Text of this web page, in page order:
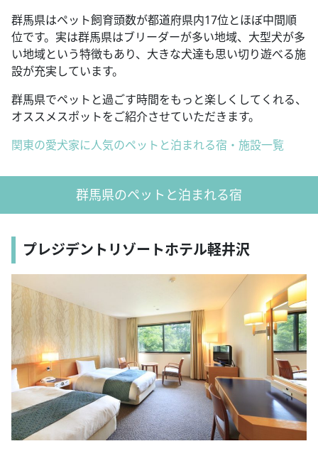
群馬県はペット飼育頭数が都道府県内17位とほぼ中間順
位です。実は群馬県はブリーダーが多い地域、大型犬が多
い地域という特徴もあり、大きな犬達も思い切り遊べる施
設が充実しています。
群馬県でペットと過ごす時間をもっと楽しくしてくれる、
オススメスポットをご紹介させていただきます。
関東の愛犬家に人気のペットと泊まれる宿・施設一覧
群馬県のペットと泊まれる宿
プレジデントリゾートホテル軽井沢